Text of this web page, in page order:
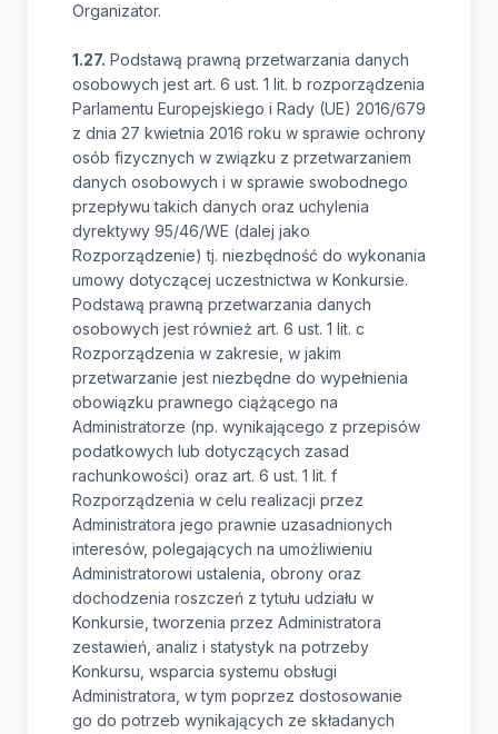
Organizator.
1.27. Podstawą prawną przetwarzania danych
osobowych jest art. 6 ust. 1 lit. b rozporządzenia
Parlamentu Europejskiego i Rady (UE) 2016/679
z dnia 27 kwietnia 2016 roku w sprawie ochrony
osób fizycznych w związku z przetwarzaniem
danych osobowych i w sprawie swobodnego
przepływu takich danych oraz uchylenia
dyrektywy 95/46/WE (dalej jako
Rozporządzenie) tj. niezbędność do wykonania
umowy dotyczącej uczestnictwa w Konkursie.
Podstawą prawną przetwarzania danych
osobowych jest również art. 6 ust. 1 lit. c
Rozporządzenia w zakresie, w jakim
przetwarzanie jest niezbędne do wypełnienia
obowiązku prawnego ciążącego na
Administratorze (np. wynikającego z przepisów
podatkowych lub dotyczących zasad
rachunkowości) oraz art. 6 ust. 1 lit. f
Rozporządzenia w celu realizacji przez
Administratora jego prawnie uzasadnionych
interesów, polegających na umożliwieniu
Administratorowi ustalenia, obrony oraz
dochodzenia roszczeń z tytułu udziału w
Konkursie, tworzenia przez Administratora
zestawień, analiz i statystyk na potrzeby
Konkursu, wsparcia systemu obsługi
Administratora, w tym poprzez dostosowanie
go do potrzeb wynikających ze składanych